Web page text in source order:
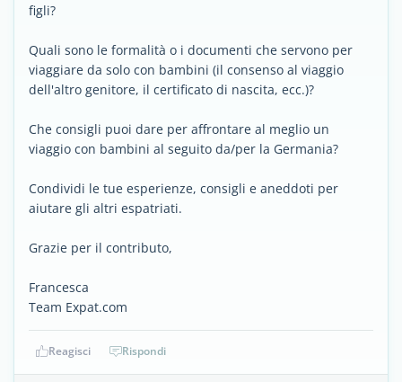
figli?
Quali sono le formalità o i documenti che servono per
viaggiare da solo con bambini (il consenso al viaggio
dell'altro genitore, il certificato di nascita, ecc.)?
Che consigli puoi dare per affrontare al meglio un
viaggio con bambini al seguito da/per la Germania?
Condividi le tue esperienze, consigli e aneddoti per
aiutare gli altri espatriati.
Grazie per il contributo,
Francesca
Team Expat.com
Reagisci Rispondi